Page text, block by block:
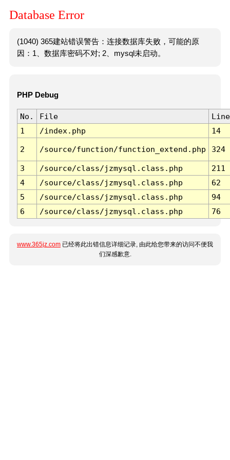
Database Error
(1040) 365建站错误警告：连接数据库失败，可能的原
因：1、数据库密码不对; 2、mysql未启动。
PHP Debug
No. File
Line
1
/index.php 14
2 /source/function/function_extend.php 324
3 /source/class/jzmysql.class.php
211
4
/source/class/jzmysql.class.php
62
5
/source/class/jzmysql.class.php
94
6
/source/class/jzmysql.class.php 76
www.365jz.com 已经将此出错信息详细记录, 由此给您带来的访问不便我
们深感歉意.